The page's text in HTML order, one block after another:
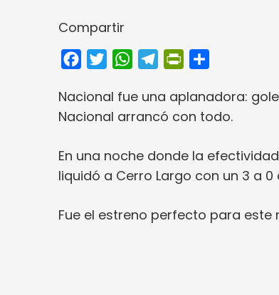
Compartir
FacebookTwitterWhatsAppTelegramPrintFriendly
Nacional fue una aplanadora:
Nacional arrancó con todo.
En una noche donde la
liquidó a Cerro Largo con un 3 a
Fue el estreno perfecto para este